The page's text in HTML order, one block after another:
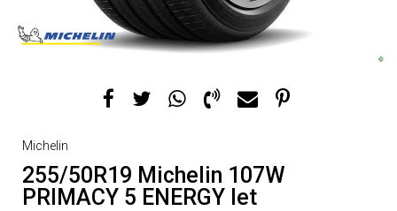
Michelin
255/50R19 Michelin 107W
PRIMACY 5 ENERGY let